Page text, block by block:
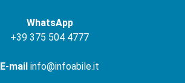
WhatsApp
+39 375 504 4777
E-mail info@infoabile.it